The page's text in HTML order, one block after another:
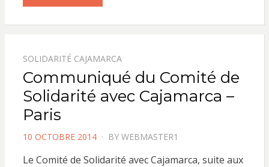
SOLIDARITÉ CAJAMARCA
Communiqué du Comité de
Solidarité avec Cajamarca –
Paris
POSTED
10 OCTOBRE 2014 BY WEBMASTER1
Le Comité de Solidarité avec Cajamarca, suite aux